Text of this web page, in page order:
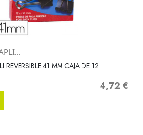
REVERSIBLE 41 MM CAJA DE 12
Precio
4,72 €